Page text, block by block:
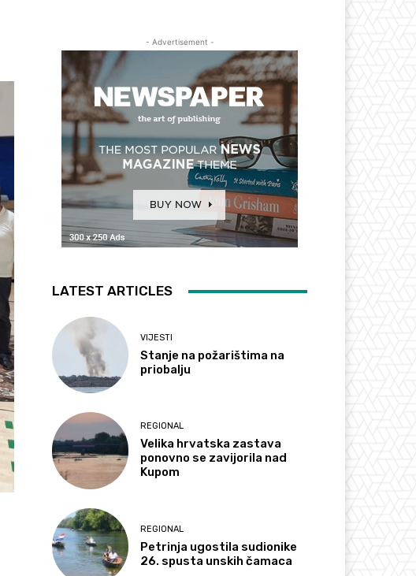
- Advertisement -
LATEST ARTICLES
VIJESTI
Stanje na požarištima na
priobalju
REGIONAL
Velika hrvatska zastava
ponovno se zavijorila nad
Kupom
REGIONAL
Petrinja ugostila sudionike
26. spusta unskih čamaca